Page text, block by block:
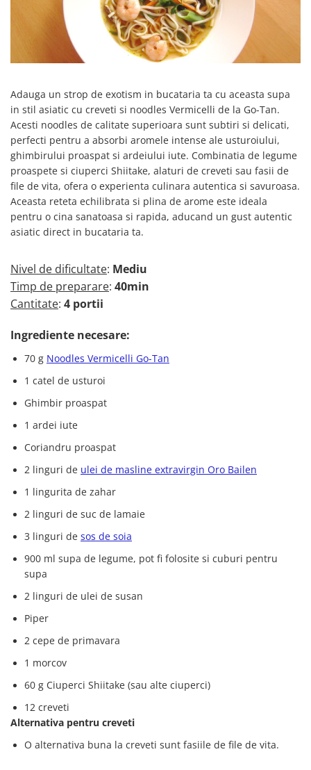
Condimente turcesti
Ghimbir murat la borcan
Alge Nori
Adauga un strop de exotism in bucataria ta cu aceasta supa
in stil asiatic cu creveti si noodles Vermicelli de la Go-Tan.
Acesti noodles de calitate superioara sunt subtiri si delicati,
perfecti pentru a absorbi aromele intense ale usturoiului,
ghimbirului proaspat si ardeiului iute. Combinatia de legume
proaspete si ciuperci Shiitake, alaturi de creveti sau fasii de
file de vita, ofera o experienta culinara autentica si savuroasa.
Aceasta reteta echilibrata si plina de arome este ideala
pentru o cina sanatoasa si rapida, aducand un gust autentic
asiatic direct in bucataria ta.
Nivel de dificultate: Mediu
Timp de preparare: 40min
Cantitate: 4 portii
Ingrediente necesare:
70 g Noodles Vermicelli Go-Tan
1 catel de usturoi
Ghimbir proaspat
1 ardei iute
Coriandru proaspat
2 linguri de ulei de masline extravirgin Oro Bailen
1 lingurita de zahar
2 linguri de suc de lamaie
3 linguri de sos de soia
900 ml supa de legume, pot fi folosite si cuburi pentru
supa
2 linguri de ulei de susan
Piper
2 cepe de primavara
1 morcov
60 g Ciuperci Shiitake (sau alte ciuperci)
12 creveti
Alternativa pentru creveti
O alternativa buna la creveti sunt fasiile de file de vita.